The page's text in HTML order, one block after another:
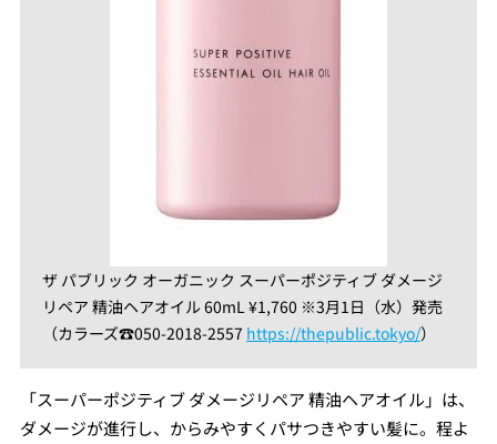
ザ パブリック オーガニック スーパーポジティブ ダメージ
リペア 精油ヘアオイル 60mL ¥1,760 ※3月1日（水）発売
（カラーズ☎︎050-2018-2557 https://thepublic.tokyo/）
「スーパーポジティブ ダメージリペア 精油ヘアオイル」は、
ダメージが進行し、からみやすくパサつきやすい髪に。程よ